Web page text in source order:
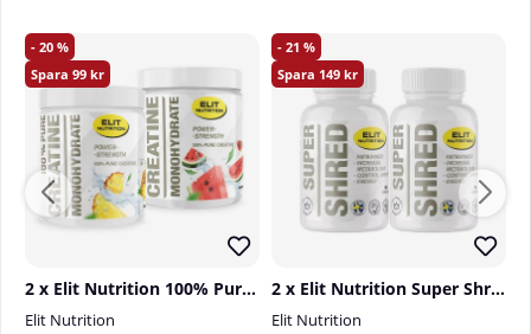
20
99
2 x Elit Nutrition 100% Pure Creatine Monohydrate, 300 g
Elit Nutrition
21
149
2 x Elit Nutrition Super Shred, 90 caps
Elit Nutrition